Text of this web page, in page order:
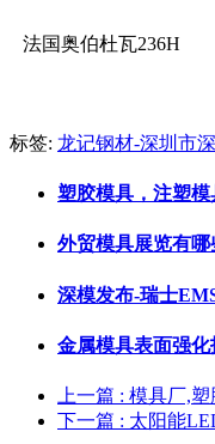
法国奥伯杜瓦236H
标签: 龙记钢材-深圳市
塑胶模具，注塑模
外贸模具展览有哪
深模发布-瑞士
金属模具表面强化
上一篇 : 模具厂,
下一篇 : 太阳能